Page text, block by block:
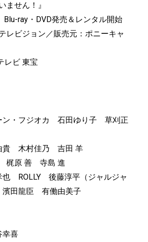
ません！』
Blu-ray・DVD発売＆レンタル開始
レビジョン／販売元：ポニーキャ
レビ 東宝
・フジオカ 石田ゆり子 草刈正
貴 木村佳乃 吉田 羊
梶原 善 寺島 進
ROLLY 後藤淳平（ジャルジャ
田龍臣 有働由美子
幸喜